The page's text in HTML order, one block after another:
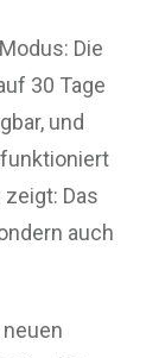
Die
30 Tage
und
Das
auch